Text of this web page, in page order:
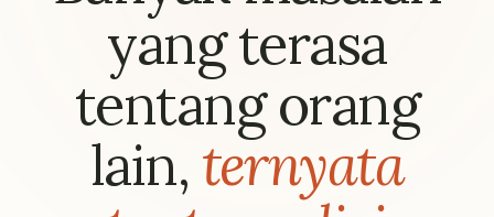
yang terasa
tentang orang
lain, ternyata